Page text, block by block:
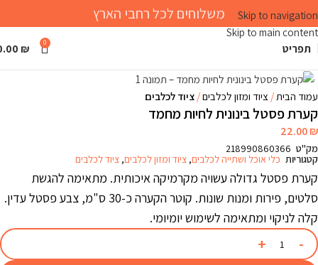
Skip to navigation
Skip to main content
משלוחים לכל רחבי הארץ
תפריט 0
₪
עמוד הבית ציוד ומזון לכלבים ציוד לכלבים
קערת פסטל בינונית לחיות מחמד
22.00₪
מק"ט 218990860366
קטגוריות כלי אוכל ושתייה לכלבים, ציוד ומזון לכלבים, ציוד לכלבים
קערת פסטל גדולה עשויה מקרמיקה איכותית. מתאימה להגשת
סלטים, פירות ומנות שונות. קוטר הקערה כ-30 ס"מ, צבע פסטל עדין.
קלה לניקוי ומתאימה לשימוש יומיומי.